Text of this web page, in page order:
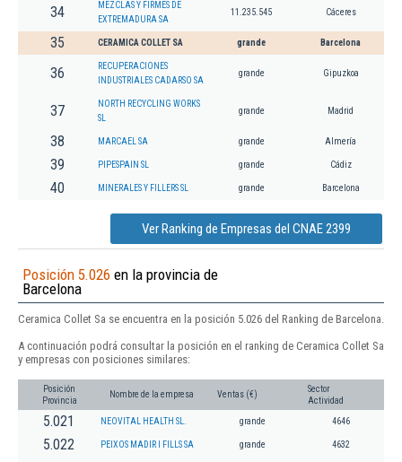
34
MEZCLAS Y FIRMES DE
EXTREMADURA SA
11.235.545 Cáceres
35 CERAMICA COLLET SA grande Barcelona
36
RECUPERACIONES
INDUSTRIALES CADARSO SA
grande Gipuzkoa
37
NORTH RECYCLING WORKS
SL
grande Madrid
38 MARCAEL SA grande Almería
39 PIPESPAIN SL grande Cádiz
40 MINERALES Y FILLERS SL grande Barcelona
Ver Ranking de Empresas del CNAE 2399
Posición 5.026 en la provincia de
Barcelona
Ceramica Collet Sa se encuentra en la posición 5.026 del Ranking de Barcelona.
A continuación podrá consultar la posición en el ranking de Ceramica Collet Sa
y empresas con posiciones similares:
Posición
Provincia
Nombre de la empresa Ventas (€)
Sector
Actividad
5.021 NEOVITAL HEALTH SL. grande 4646
5.022 PEIXOS MADIR I FILLS SA grande 4632